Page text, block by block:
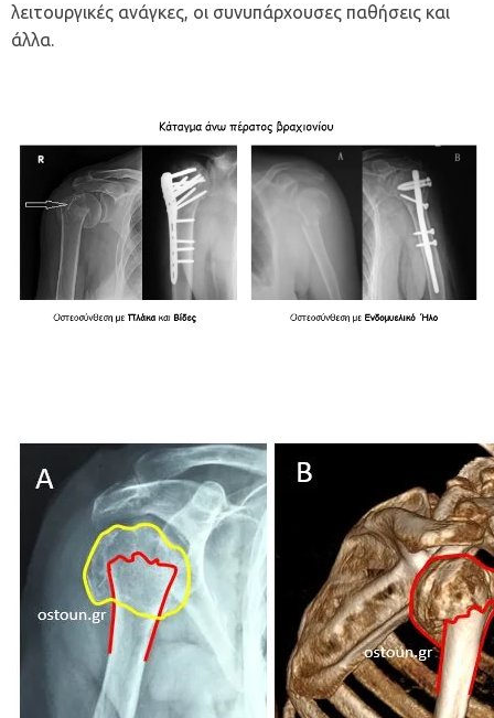
λειτουργικές ανάγκες, οι συνυπάρχουσες παθήσεις και
άλλα.